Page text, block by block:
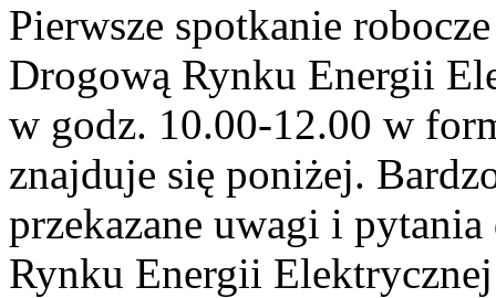
Pierwsze spotkanie
Drogową Rynku Energii
w godz. 10.00-12.00 w
znajduje się poniżej.
przekazane uwagi i
Rynku Energii